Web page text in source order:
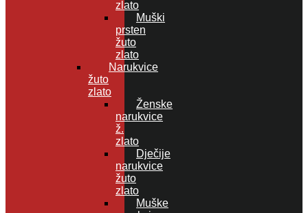
zlato
Muški
prsten
žuto
zlato
Narukvice
žuto
zlato
Ženske
narukvice
ž.
zlato
Dječije
narukvice
žuto
zlato
Muške